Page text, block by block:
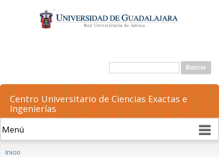
contenido
principal
Formulario de búsqueda
Buscar
Centro Universitario de Ciencias Exactas e
Ingenierías
Inicio